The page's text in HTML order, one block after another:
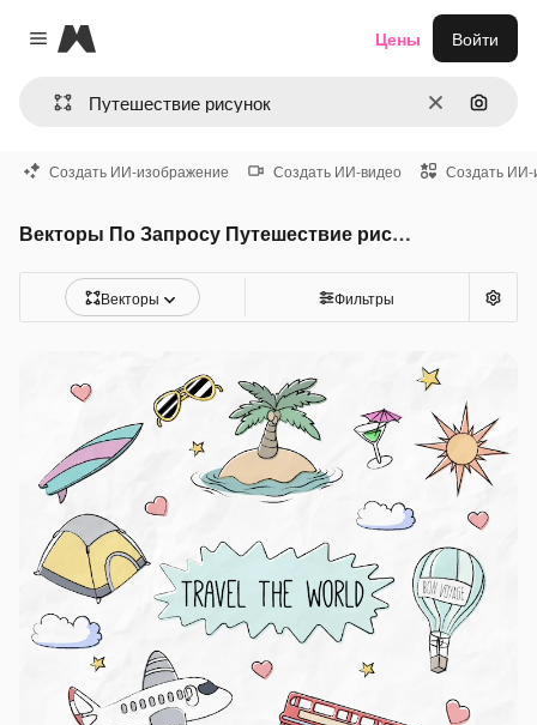
Close menu
Magnific
ОчиститьПоиск
Цены Войти
Создать ИИ-изображение Создать ИИ-видео Создать ИИ-
Векторы По Запросу Путешествие рисунок
Векторы Фильтры